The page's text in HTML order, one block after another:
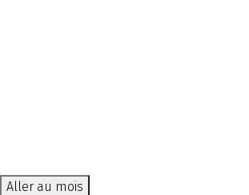
Aller au mois